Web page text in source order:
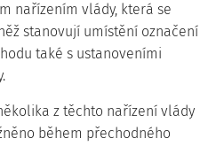
nařízením vlády, která se
stanovují umístění označení
také s ustanoveními
z těchto nařízení vlády
během přechodného